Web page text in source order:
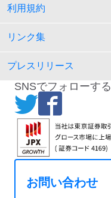
利用規約
リンク集
プレスリリース
SNSでフォローする
お問い合わせ